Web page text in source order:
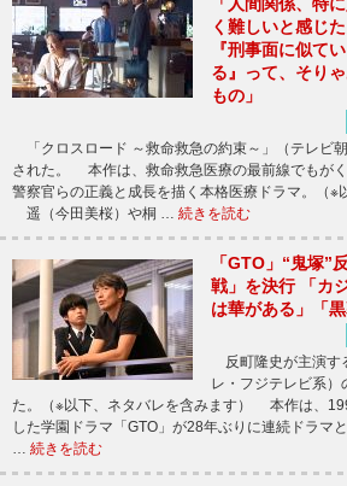
く難しいと感じ
『刑事面に似て
る』って、そり
もの」
「クロスロード ～救命救急の約束～」（テレビ
された。 本作は、救命救急医療の最前線でもがく
警察官らの正義と成長を描く本格医療ドラマ。（※
遥（今田美桜）や桐 … 続きを読む
「GTO」“鬼塚”
戦」を決行 「カ
は華がある」「
反町隆史が主演す
レ・フジテレビ系
た。（※以下、ネタバレを含みます） 本作は、
した学園ドラマ「GTO」が28年ぶりに連続ドラマ
続きを読む